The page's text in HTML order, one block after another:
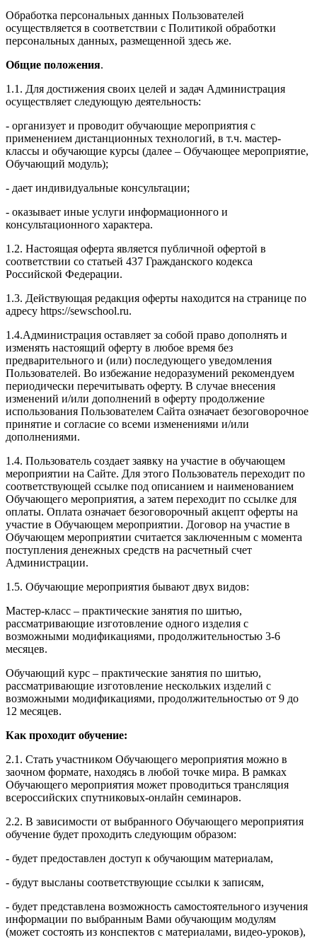
Обработка персональных данных Пользователей
осуществляется в соответствии с Политикой обработки
персональных данных, размещенной здесь же.
Общие положения.
1.1. Для достижения своих целей и задач Администрация
осуществляет следующую деятельность:
- организует и проводит обучающие мероприятия с
применением дистанционных технологий, в т.ч. мастер-
классы и обучающие курсы (далее – Обучающее мероприятие,
Обучающий модуль);
- дает индивидуальные консультации;
- оказывает иные услуги информационного и
консультационного характера.
1.2. Настоящая оферта является публичной офертой в
соответствии со статьей 437 Гражданского кодекса
Российской Федерации.
1.3. Действующая редакция оферты находится на странице по
адресу https://sewschool.ru.
1.4.Администрация оставляет за собой право дополнять и
изменять настоящий оферту в любое время без
предварительного и (или) последующего уведомления
Пользователей. Во избежание недоразумений рекомендуем
периодически перечитывать оферту. В случае внесения
изменений и/или дополнений в оферту продолжение
использования Пользователем Сайта означает безоговорочное
принятие и согласие со всеми изменениями и/или
дополнениями.
1.4. Пользователь создает заявку на участие в обучающем
мероприятии на Сайте. Для этого Пользователь переходит по
соответствующей ссылке под описанием и наименованием
Обучающего мероприятия, а затем переходит по ссылке для
оплаты. Оплата означает безоговорочный акцепт оферты на
участие в Обучающем мероприятии. Договор на участие в
Обучающем мероприятии считается заключенным с момента
поступления денежных средств на расчетный счет
Администрации.
1.5. Обучающие мероприятия бывают двух видов:
Мастер-класс – практические занятия по шитью,
рассматривающие изготовление одного изделия с
возможными модификациями, продолжительностью 3-6
месяцев.
Обучающий курс – практические занятия по шитью,
рассматривающие изготовление нескольких изделий с
возможными модификациями, продолжительностью от 9 до
12 месяцев.
Как проходит обучение:
2.1. Стать участником Обучающего мероприятия можно в
заочном формате, находясь в любой точке мира. В рамках
Обучающего мероприятия может проводиться трансляция
всероссийских спутниковых-онлайн семинаров.
2.2. В зависимости от выбранного Обучающего мероприятия
обучение будет проходить следующим образом:
- будет предоставлен доступ к обучающим материалам,
- будут высланы соответствующие ссылки к записям,
- будет представлена возможность самостоятельного изучения
информации по выбранным Вами обучающим модулям
(может состоять из конспектов с материалами, видео-уроков),